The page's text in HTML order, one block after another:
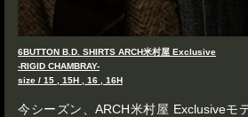
6BUTTON B.D. SHIRTS ARCH米村屋 Exclusive
-RIGID CHAMBRAY-
size / 15 , 15H , 16 , 16H
今シーズン、ARCH米村屋 Exclusiveモ